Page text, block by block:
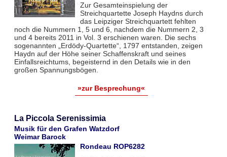
Zur Gesamteinspielung der
Streichquartette Joseph Haydns durch
das Leipziger Streichquartett fehlten
noch die Nummern 1, 5 und 6, nachdem die Nummern 2, 3
und 4 bereits 2011 in Vol. 3 erschienen waren. Die sechs
sogenannten „Erdödy-Quartette“, 1797 entstanden, zeigen
Haydn auf der Höhe seiner Schaffenskraft und seines
Einfallsreichtums, begeisternd in den Details wie in den
großen Spannungsbögen.
»zur Besprechung«
La Piccola Serenissimia
Musik für den Grafen Watzdorf
Weimar Barock
Rondeau ROP6282